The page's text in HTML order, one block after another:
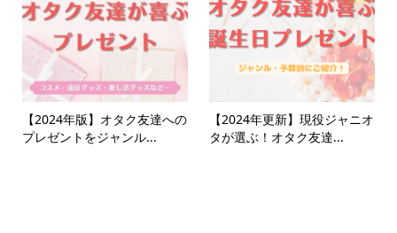
【2024年版】オタク友達への
プレゼントをジャンル...
【2024年更新】現役ジャニオ
タが選ぶ！オタク友達...